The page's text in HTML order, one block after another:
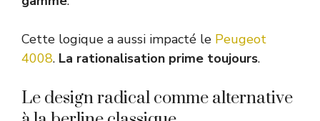
Cette logique a aussi impacté le Peugeot
4008. La rationalisation prime toujours.
Le design radical comme alternative